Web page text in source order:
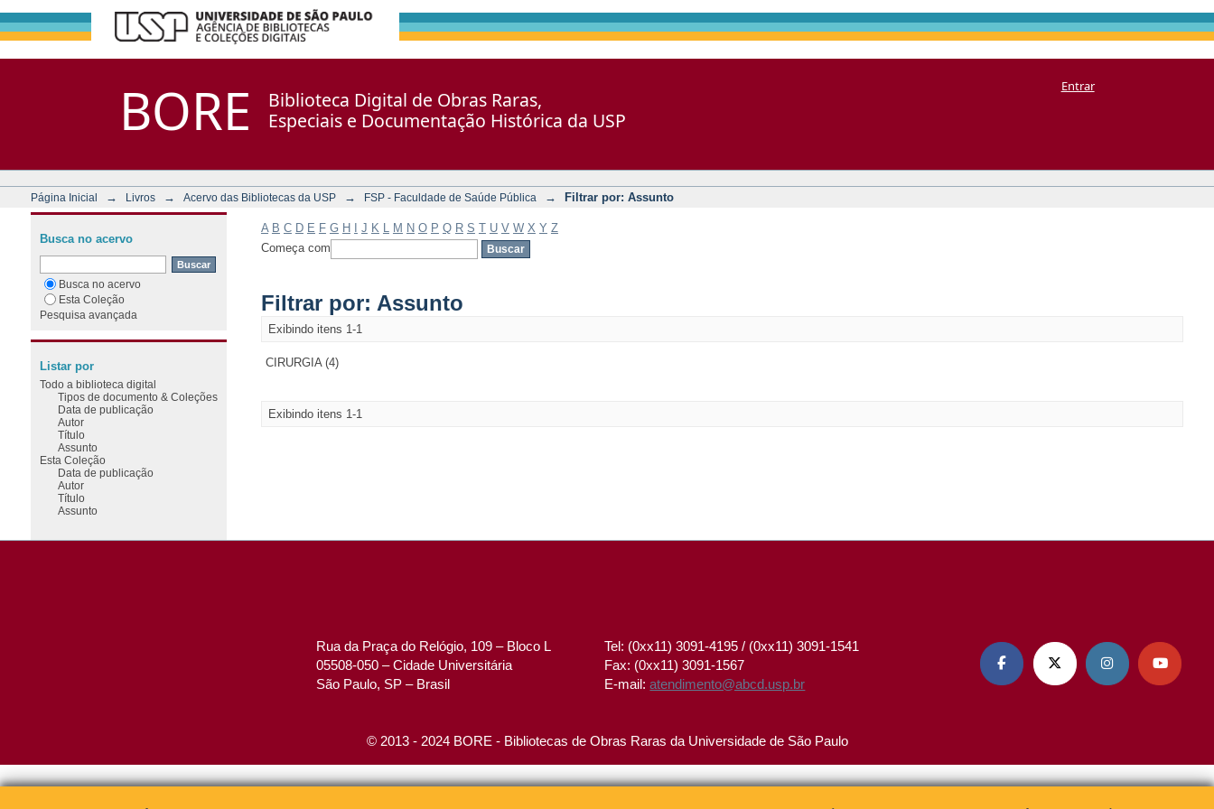
BORE
Biblioteca Digital de Obras Raras,
Especiais e Documentação Histórica da USP
Entrar
Página Inicial → Livros → Acervo das Bibliotecas da USP → FSP - Faculdade de Saúde Pública → Filtrar por: Assunto
A B C D E F G H J K M N O P Q R S T U V W X Y Z
Começa com
Filtrar por: Assunto
Exibindo itens 1-1
CIRURGIA (4)
Exibindo itens 1-1
Busca no acervo
Busca no acervo
Esta Coleção
Pesquisa avançada
Listar por
Todo a biblioteca digital
Tipos de documento & Coleções
Data de publicação
Autor
Título
Assunto
Esta Coleção
Data de publicação
Autor
Título
Assunto
Rua da Praça do Relógio, 109 – Bloco L
05508-050 – Cidade Universitária
São Paulo, SP – Brasil
Tel: (0xx11) 3091-4195 / (0xx11) 3091-1541
Fax: (0xx11) 3091-1567
E-mail:atendimento@abcd.usp.br
   
© 2013 - 2024 BORE - Bibliotecas de Obras Raras da Universidade de São Paulo